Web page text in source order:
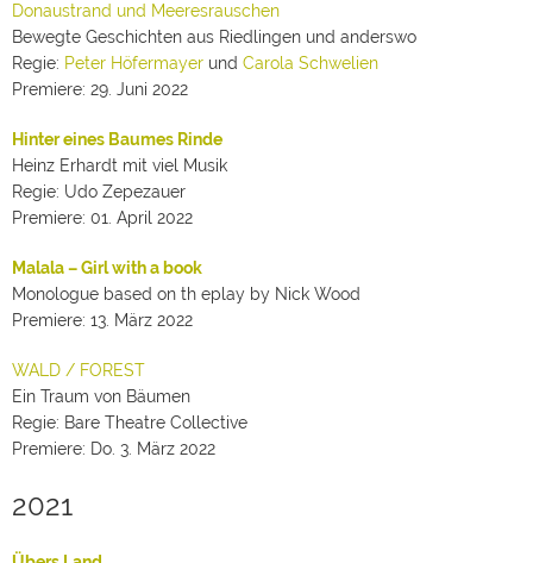
Donaustrand und Meeresrauschen
Bewegte Geschichten aus Riedlingen und anderswo
Regie: Peter Höfermayer und Carola Schwelien
Premiere: 29. Juni 2022
Hinter eines Baumes Rinde
Heinz Erhardt mit viel Musik
Regie: Udo Zepezauer
Premiere: 01. April 2022
Malala – Girl with a book
Monologue based on th eplay by Nick Wood
Premiere: 13. März 2022
WALD / FOREST
Ein Traum von Bäumen
Regie: Bare Theatre Collective
Premiere: Do. 3. März 2022
2021